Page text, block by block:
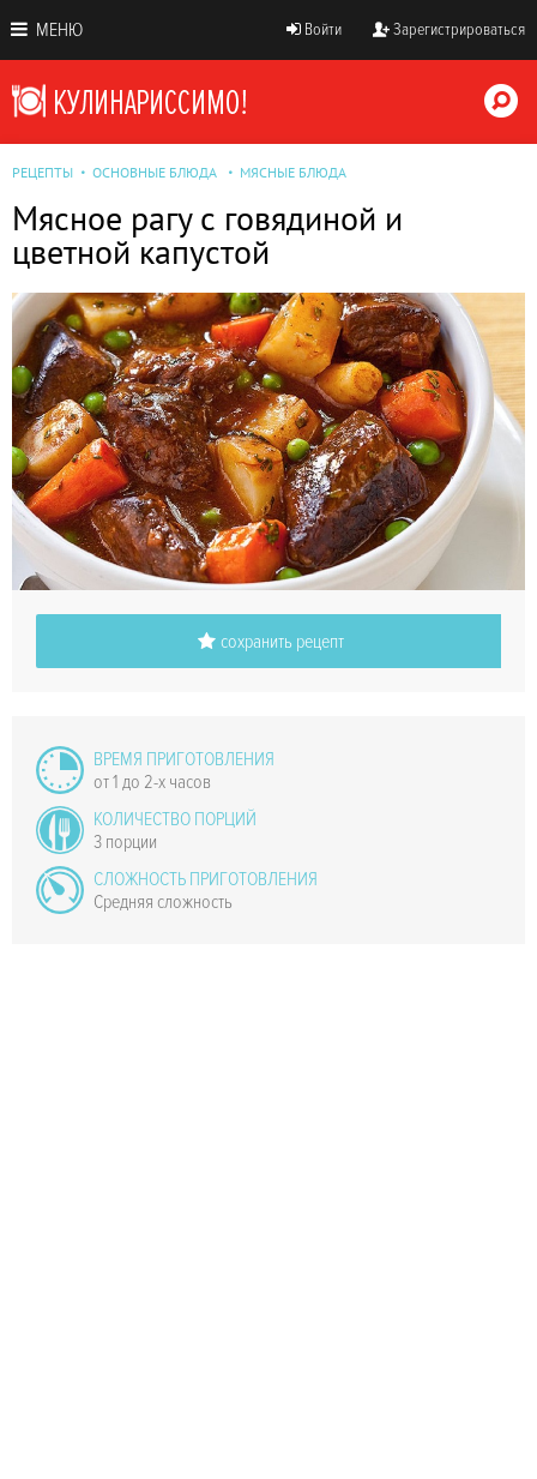
МЕНЮ Войти Зарегистрироваться
РЕЦЕПТЫ ОСНОВНЫЕ БЛЮДА МЯСНЫЕ БЛЮДА
Мясное рагу с говядиной и
цветной капустой
сохранить рецепт
ВРЕМЯ ПРИГОТОВЛЕНИЯ
от 1 до 2-х часов
КОЛИЧЕСТВО ПОРЦИЙ
3 порции
СЛОЖНОСТЬ ПРИГОТОВЛЕНИЯ
Средняя сложность